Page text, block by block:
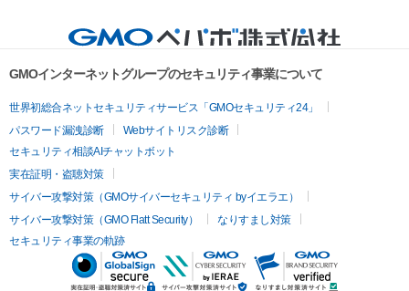
GMOインターネットグループのセキュリティ事業について
世界初総合ネットセキュリティサービス「GMOセキュリティ24」
パスワード漏洩診断
Webサイトリスク診断
セキュリティ相談AIチャットボット
実在証明・盗聴対策
サイバー攻撃対策（GMOサイバーセキュリティ byイエラエ）
サイバー攻撃対策（GMO Flatt Security）
なりすまし対策
セキュリティ事業の軌跡